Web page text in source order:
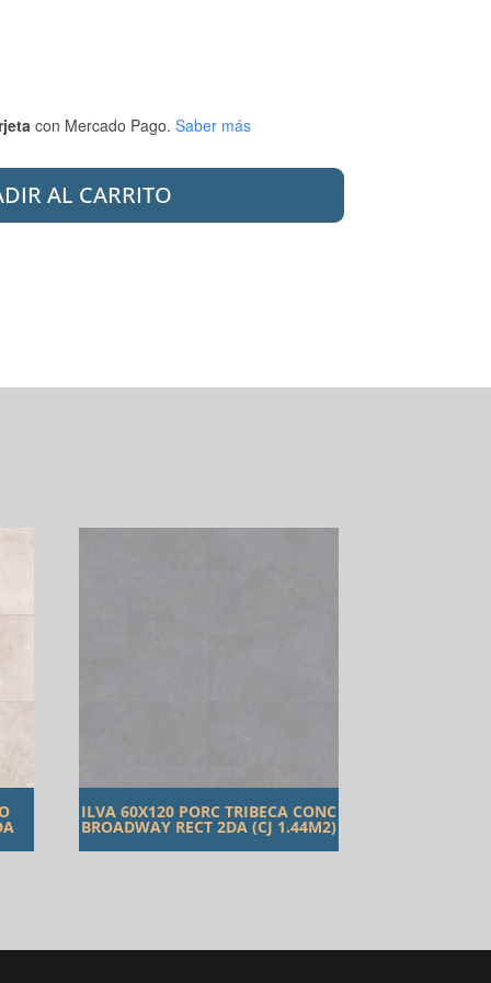
con Mercado Pago. Saber más
AL CARRITO
ILVA 60X120 PORC TRIBECA CONC
BROADWAY RECT 2DA (CJ 1.44M2)